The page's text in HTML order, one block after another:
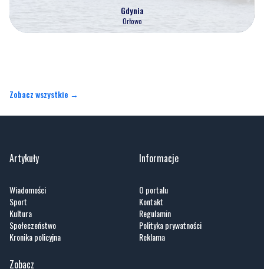
Gdynia
Orłowo
Zobacz wszystkie →
Artykuły
Wiadomości
Sport
Kultura
Społeczeństwo
Kronika policyjna
Informacje
O portalu
Kontakt
Regulamin
Polityka prywatności
Reklama
Zobacz